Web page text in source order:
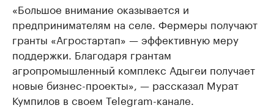
«Большое внимание оказывается и
предпринимателям на селе. Фермеры получают
гранты «Агростартап» — эффективную меру
поддержки. Благодаря грантам
агропромышленный комплекс Адыгеи получает
новые бизнес-проекты», — рассказал Мурат
Кумпилов в своем Telegram-канале.